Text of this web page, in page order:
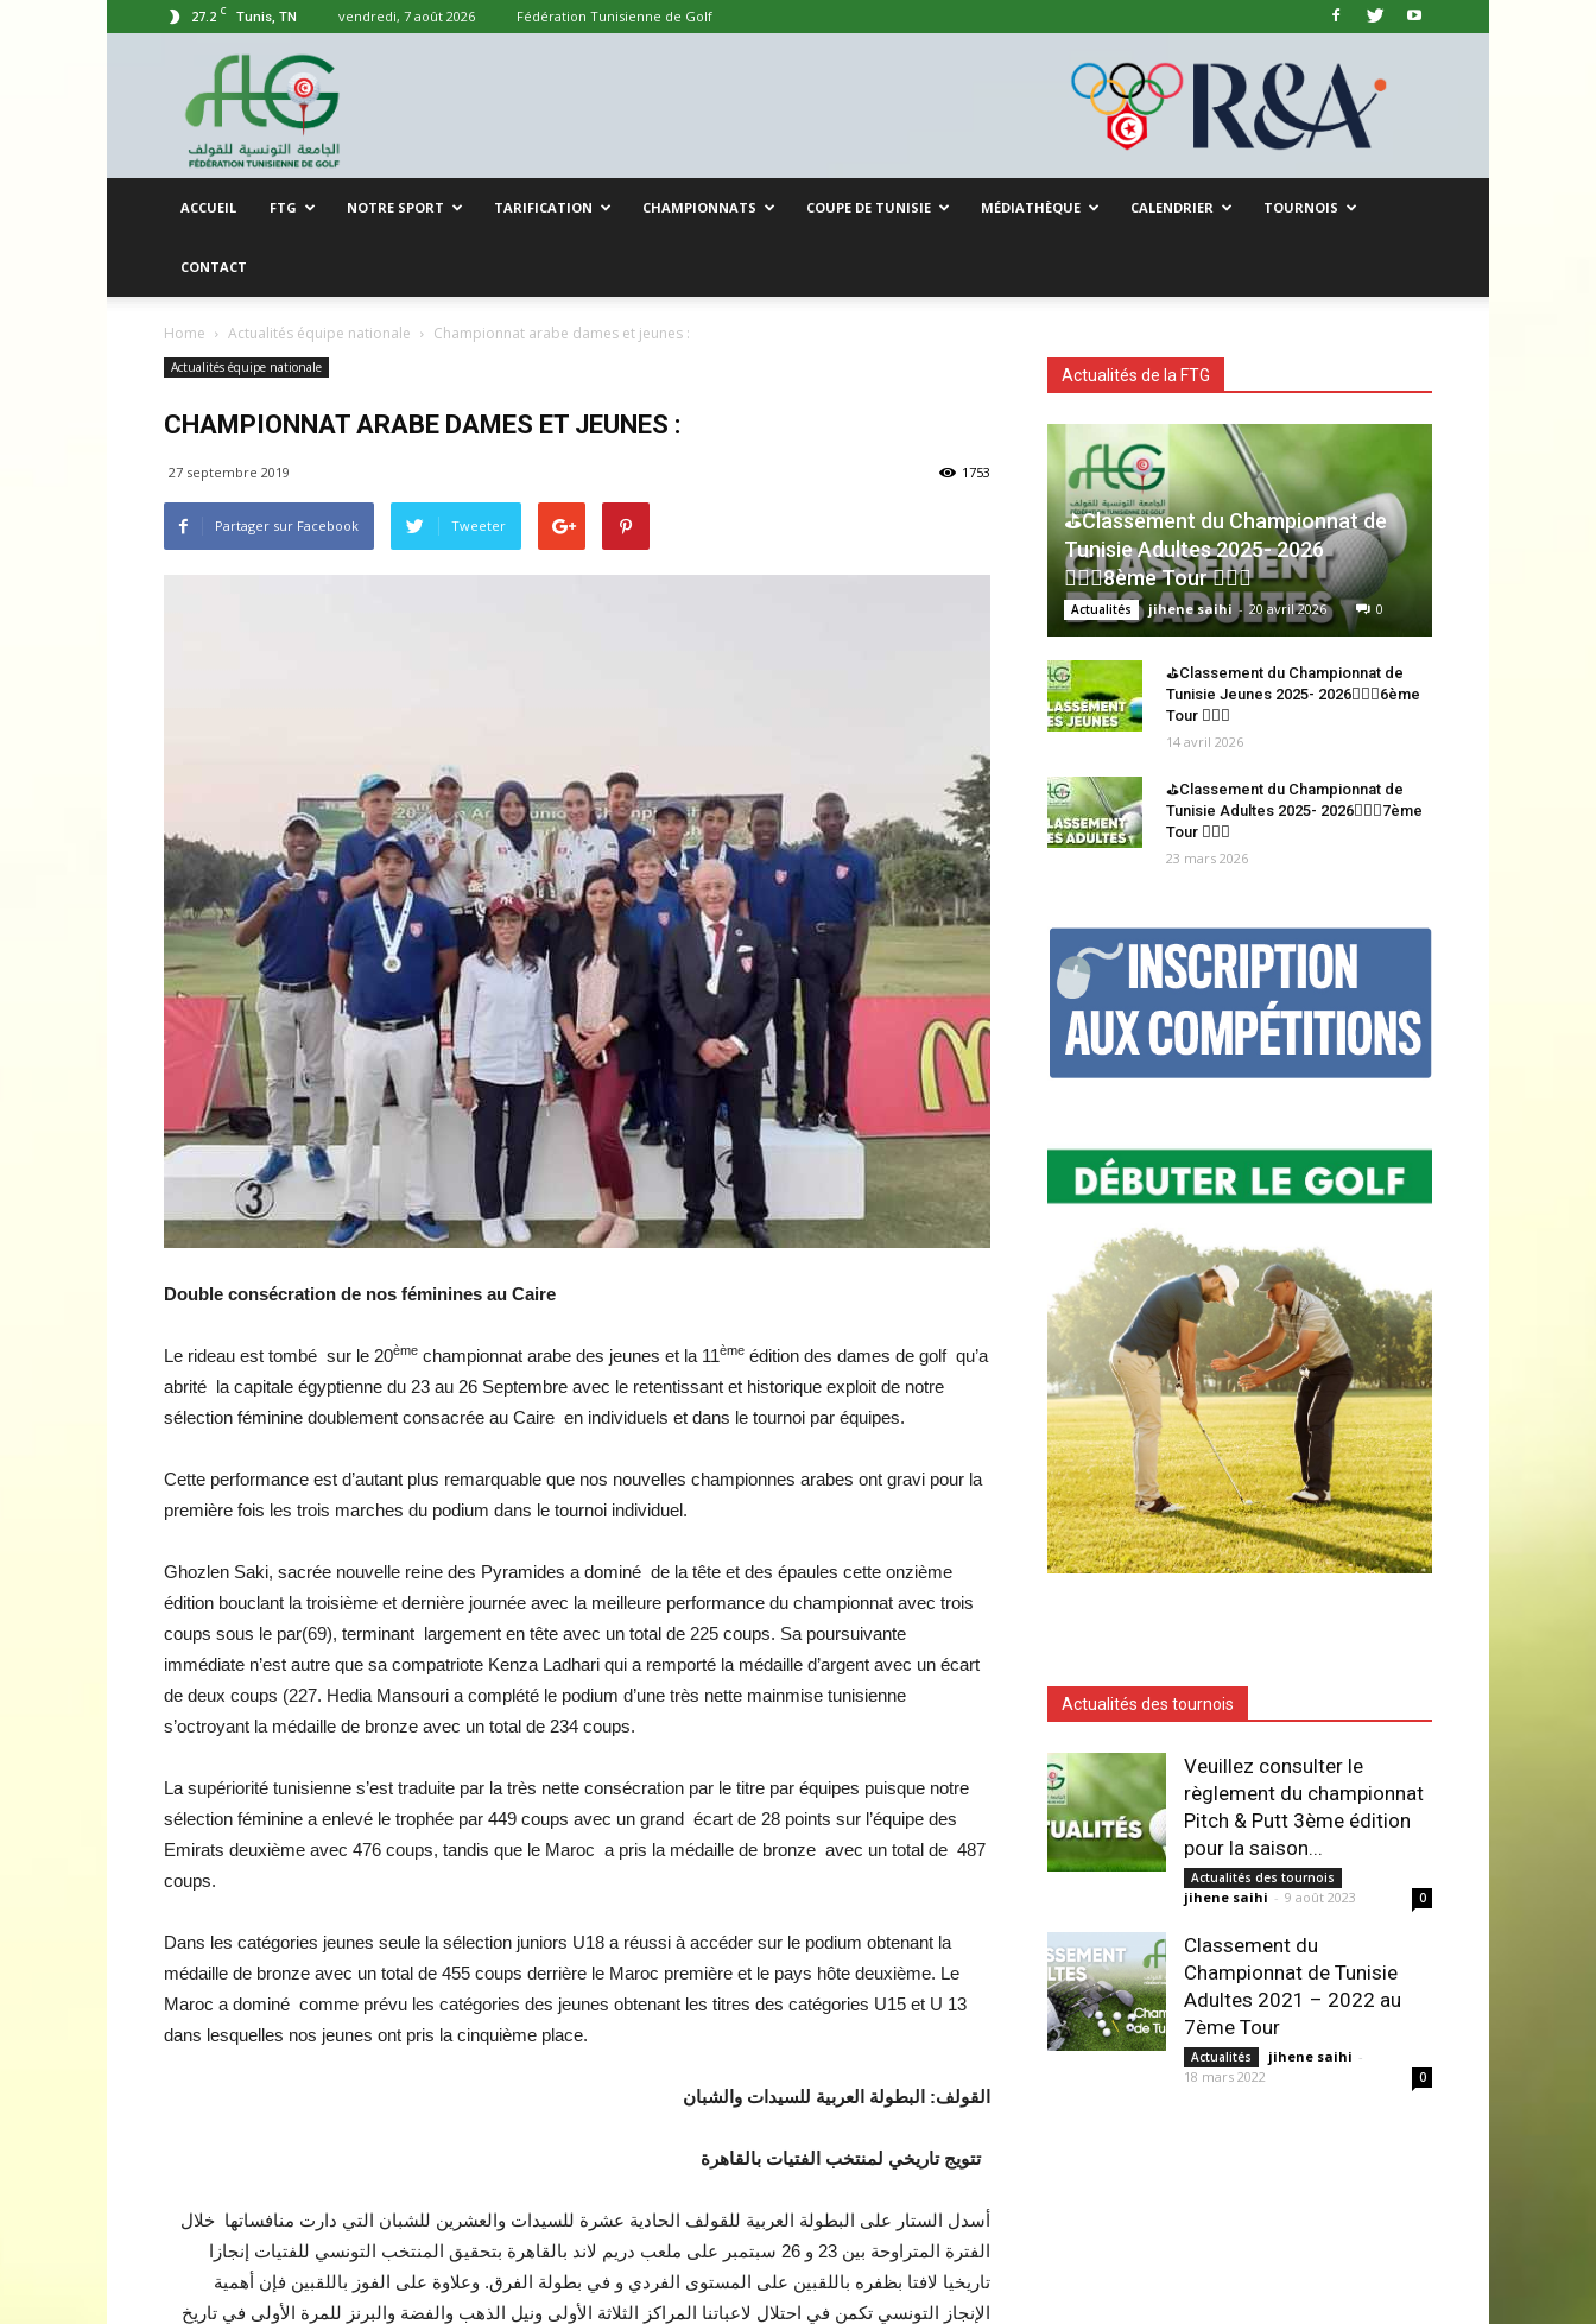
27.2 C Tunis, TN vendredi, 7 août 2026 Fédération Tunisienne de Golf
Fédération
Tunisienne
de
Gof
ACCUEIL FTG NOTRE SPORT TARIFICATION CHAMPIONNATS COUPE DE TUNISIE MÉDIATHÈQUE CALENDRIER TOURNOIS
CONTACT
Home Actualités équipe nationale Championnat arabe dames et jeunes :
Actualités équipe nationale
CHAMPIONNAT ARABE DAMES ET JEUNES :
27 septembre 2019 1753
Partager sur Facebook Tweeter
Double consécration de nos féminines au Caire
Le rideau est tombé sur le 20ème championnat arabe des jeunes et la 11ème édition des dames de golf qu’a
abrité la capitale égyptienne du 23 au 26 Septembre avec le retentissant et historique exploit de notre
sélection féminine doublement consacrée au Caire en individuels et dans le tournoi par équipes.
Cette performance est d’autant plus remarquable que nos nouvelles championnes arabes ont gravi pour la
première fois les trois marches du podium dans le tournoi individuel.
Ghozlen Saki, sacrée nouvelle reine des Pyramides a dominé de la tête et des épaules cette onzième
édition bouclant la troisième et dernière journée avec la meilleure performance du championnat avec trois
coups sous le par(69), terminant largement en tête avec un total de 225 coups. Sa poursuivante
immédiate n’est autre que sa compatriote Kenza Ladhari qui a remporté la médaille d’argent avec un écart
de deux coups (227. Hedia Mansouri a complété le podium d’une très nette mainmise tunisienne
s’octroyant la médaille de bronze avec un total de 234 coups.
La supériorité tunisienne s’est traduite par la très nette consécration par le titre par équipes puisque notre
sélection féminine a enlevé le trophée par 449 coups avec un grand écart de 28 points sur l’équipe des
Emirats deuxième avec 476 coups, tandis que le Maroc a pris la médaille de bronze avec un total de 487
coups.
Dans les catégories jeunes seule la sélection juniors U18 a réussi à accéder sur le podium obtenant la
médaille de bronze avec un total de 455 coups derrière le Maroc première et le pays hôte deuxième. Le
Maroc a dominé comme prévu les catégories des jeunes obtenant les titres des catégories U15 et U 13
dans lesquelles nos jeunes ont pris la cinquième place.
القولف: البطولة العربية للسيدات والشبان
تتويج تاريخي لمنتخب الفتيات بالقاهرة
أسدل الستار على البطولة العربية للقولف الحادية عشرة للسيدات والعشرين للشبان التي دارت منافساتها خلال
الفترة المتراوحة بين 23 و 26 سبتمبر على ملعب دريم لاند بالقاهرة بتحقيق المنتخب التونسي للفتيات إنجازا
تاريخيا لافتا بظفره باللقبين على المستوى الفردي و في بطولة الفرق. وعلاوة على الفوز باللقبين فإن أهمية
الإنجاز التونسي تكمن في احتلال لاعباتنا المراكز الثلاثة الأولى ونيل الذهب والفضة والبرنز للمرة الأولى في تاريخ
Actualités de la FTG
⛳Classement du Championnat de
Tunisie Adultes 2025- 2026
🏌🏻‍♂️8ème Tour 🏌🏻‍♂️
Actualités jihene saihi - 20 avril 2026 0
⛳Classement du Championnat de
Tunisie Jeunes 2025- 2026🏌🏻‍♂️6ème
Tour 🏌🏻‍♂️
14 avril 2026
⛳Classement du Championnat de
Tunisie Adultes 2025- 2026🏌🏻‍♂️7ème
Tour 🏌🏻‍♂️
23 mars 2026
Actualités des tournois
Veuillez consulter le
règlement du championnat
Pitch & Putt 3ème édition
pour la saison...
Actualités des tournois
jihene saihi - 9 août 2023 0
Classement du
Championnat de Tunisie
Adultes 2021 – 2022 au
7ème Tour
Actualités jihene saihi -
18 mars 2022
0